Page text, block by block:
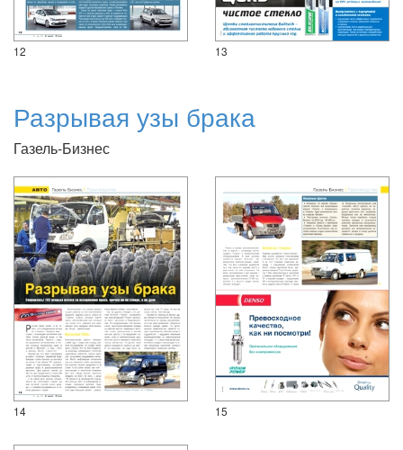
12 13
Разрывая узы брака
Газель-Бизнес
14 15